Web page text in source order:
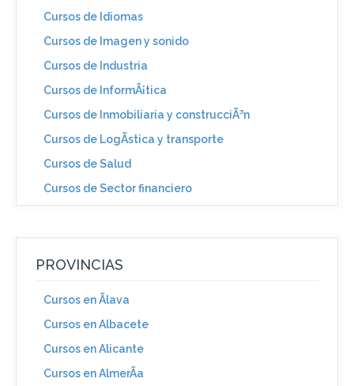
Cursos de Idiomas
Cursos de Imagen y sonido
Cursos de Industria
Cursos de InformÃ¡tica
Cursos de Inmobiliaria y construcciÃ³n
Cursos de LogÃ­stica y transporte
Cursos de Salud
Cursos de Sector financiero
PROVINCIAS
Cursos en Ãlava
Cursos en Albacete
Cursos en Alicante
Cursos en AlmerÃ­a